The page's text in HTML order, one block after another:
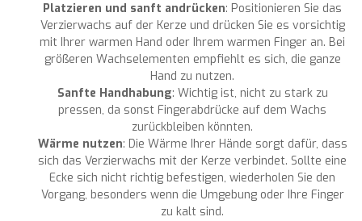
Platzieren und sanft andrücken: Positionieren Sie das
Verzierwachs auf der Kerze und drücken Sie es vorsichtig
mit Ihrer warmen Hand oder Ihrem warmen Finger an. Bei
größeren Wachselementen empfiehlt es sich, die ganze
Hand zu nutzen.
Sanfte Handhabung: Wichtig ist, nicht zu stark zu
pressen, da sonst Fingerabdrücke auf dem Wachs
zurückbleiben könnten.
Wärme nutzen: Die Wärme Ihrer Hände sorgt dafür, dass
sich das Verzierwachs mit der Kerze verbindet. Sollte eine
Ecke sich nicht richtig befestigen, wiederholen Sie den
Vorgang, besonders wenn die Umgebung oder Ihre Finger
zu kalt sind.